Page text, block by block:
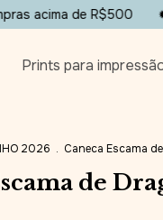
R$500 ✹ Nova
Prints para
2026 . Caneca Escama
de